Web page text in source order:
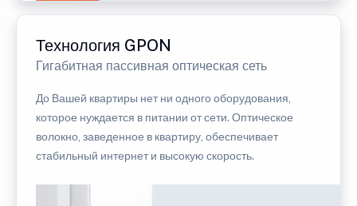
Технология GPON
Гигабитная пассивная оптическая сеть
До Вашей квартиры нет ни одного оборудования,
которое нуждается в питании от сети. Оптическое
волокно, заведенное в квартиру, обеспечивает
стабильный интернет и высокую скорость.